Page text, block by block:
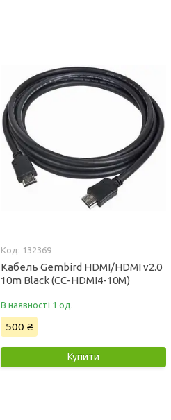
132369
Кабель Gembird HDMI/HDMI v2.0
10m Black (CC-HDMI4-10M)
В наявності 1 од.
500 ₴
Купити